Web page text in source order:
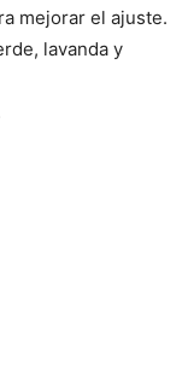
mejorar el ajuste.
lavanda y